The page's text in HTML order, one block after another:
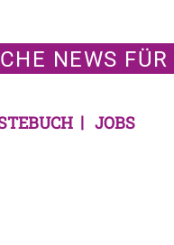
NEWS
JOBS